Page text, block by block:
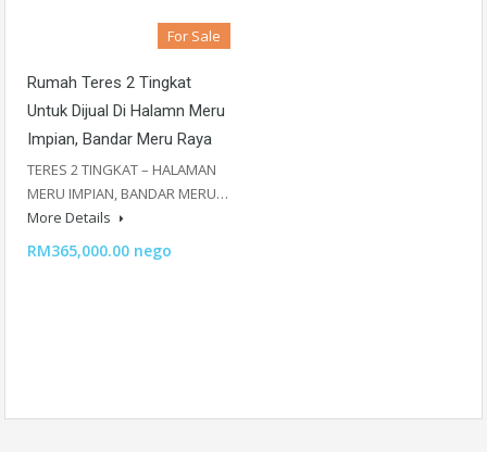
For Sale
Rumah Teres 2 Tingkat
Untuk Dijual Di Halamn Meru
Impian, Bandar Meru Raya
TERES 2 TINGKAT – HALAMAN
MERU IMPIAN, BANDAR MERU…
More Details
RM365,000.00 nego